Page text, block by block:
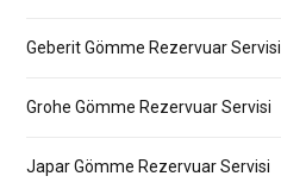
Geberit Gömme Rezervuar Servisi
Grohe Gömme Rezervuar Servisi
Japar Gömme Rezervuar Servisi